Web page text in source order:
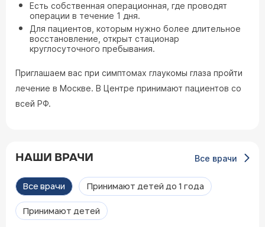
Есть собственная операционная, где проводят
операции в течение 1 дня.
Для пациентов, которым нужно более длительное
восстановление, открыт стационар
круглосуточного пребывания.
Приглашаем вас при симптомах глаукомы глаза пройти
лечение в Москве. В Центре принимают пациентов со
всей РФ.
НАШИ ВРАЧИ Все врачи
Все врачи Принимают детей до 1 года
Принимают детей